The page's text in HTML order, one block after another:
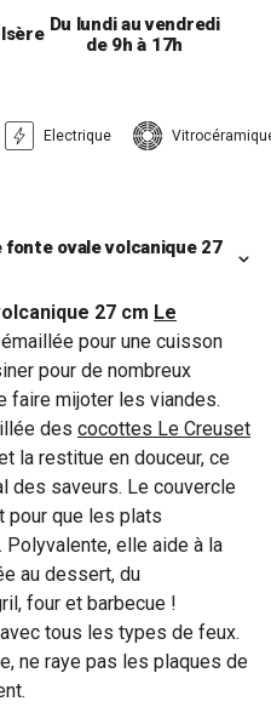
Du lundi au vendredi
de 9h à 17h
Electrique
ovale volcanique 27
27 cm Le
pour une cuisson
pour de nombreux
faire mijoter les viandes.
des cocottes Le Creuset
la restitue en douceur, ce
des saveurs. Le couvercle
pour que les plats
elle aide à la
au dessert, du
four et barbecue !
tous les types de feux.
ne raye pas les plaques de